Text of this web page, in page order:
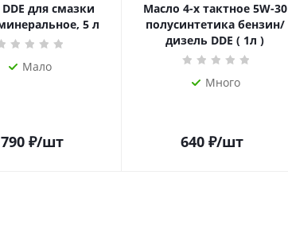
для смазки
5 л
Мало
₽/шт
Масло 4-х тактное 5W-30
полусинтетика бензин/
дизель DDE ( 1л )
Много
640 ₽/шт